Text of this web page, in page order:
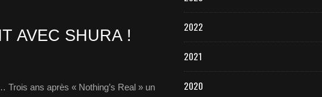
AVEC SHURA !
ans après « Nothing’s Real » un
2022
2021
2020